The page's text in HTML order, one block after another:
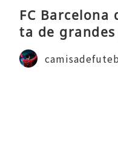
FC
ta de
-época